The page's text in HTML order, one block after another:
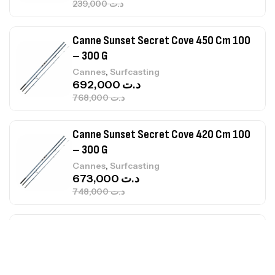
د.ت768,000
Canne Sunset Secret Cove 420 Cm 100
– 300 G
Cannes, Surfcasting
د.ت
د.ت 673,000
Canne Jigging Sunset Massive Attack
1.83m 120/250gr 30kg
Cannes, Jigging
د.ت 379,000
د.ت340,000